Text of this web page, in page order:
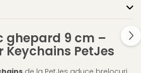
ghepard 9 cm –
PetJes